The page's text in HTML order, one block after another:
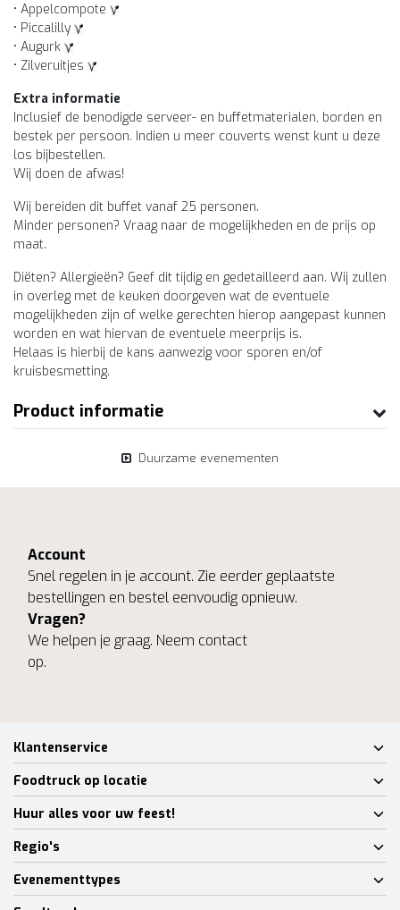
• Appelcompote
• Piccalilly
• Augurk
• Zilveruitjes
Extra informatie
Inclusief de benodigde serveer- en buffetmaterialen, borden en
bestek per persoon. Indien u meer couverts wenst kunt u deze
los bijbestellen.
Wij doen de afwas!
Wij bereiden dit buffet vanaf 25 personen.
Minder personen? Vraag naar de mogelijkheden en de prijs op
maat.
Diëten? Allergieën? Geef dit tijdig en gedetailleerd aan. Wij zullen
in overleg met de keuken doorgeven wat de eventuele
mogelijkheden zijn of welke gerechten hierop aangepast kunnen
worden en wat hiervan de eventuele meerprijs is.
Helaas is hierbij de kans aanwezig voor sporen en/of
kruisbesmetting.
Product informatie
Duurzame evenementen
Account
Snel regelen in je account. Zie eerder geplaatste
bestellingen en bestel eenvoudig opnieuw.
Vragen?
We helpen je graag. Neem contact
op.
Klantenservice
Foodtruck op locatie
Huur alles voor uw feest!
Regio's
Evenementtypes